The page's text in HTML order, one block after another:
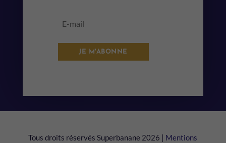
JE M'ABONNE
Tous droits réservés Superbanane 2026 | Mentions